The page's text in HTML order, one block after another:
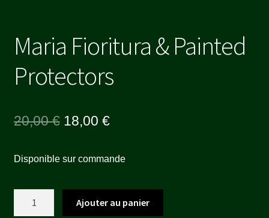
Maria Fioritura & Painted
Protectors
20,00€ Le
initial
était :
20,00 €.
18,00 €Le
actuel
est :
18,00 €.
Disponible sur commande
Ajouter au panier